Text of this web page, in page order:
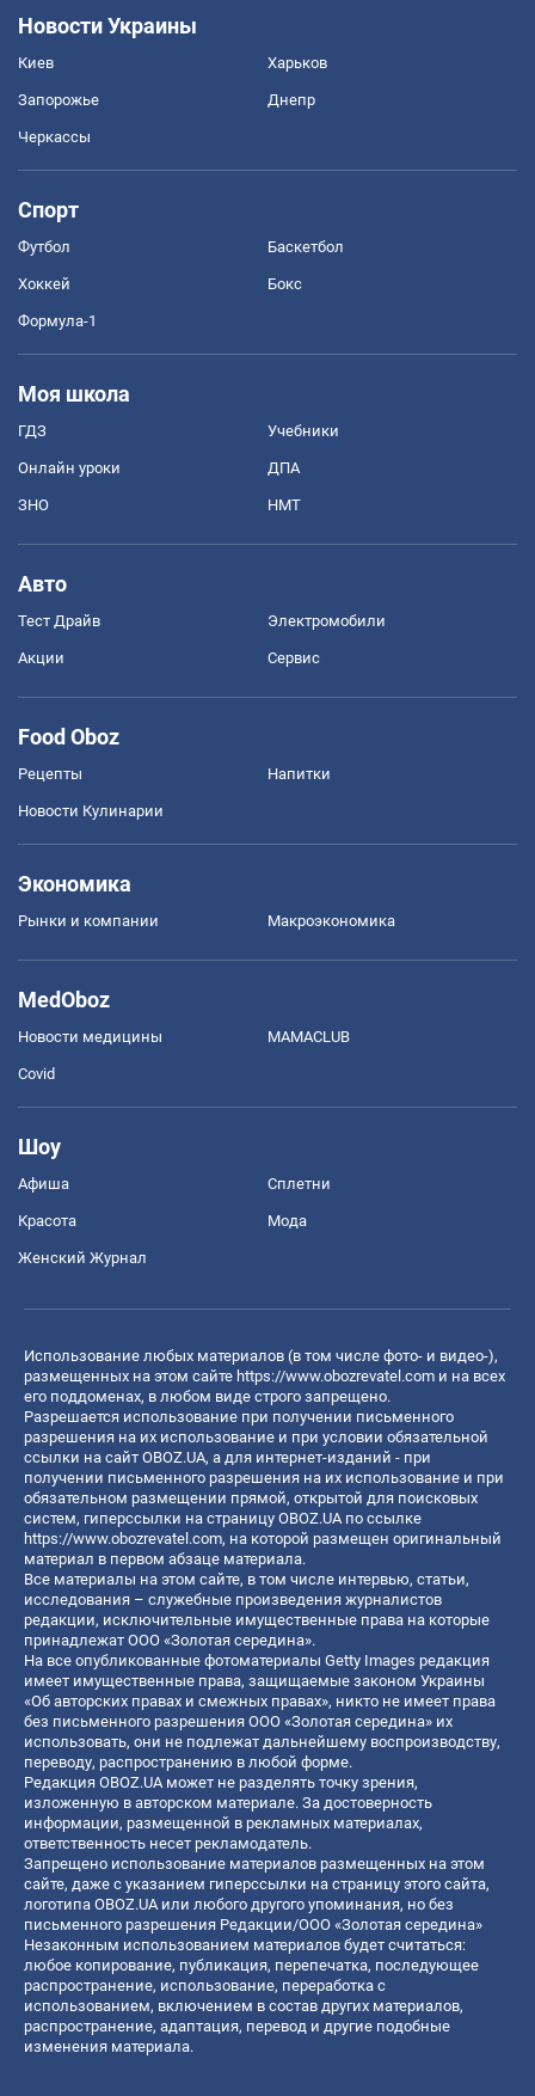
Новости Украины
Киев Харьков
Запорожье Днепр
Черкассы
Спорт
Футбол Баскетбол
Хоккей Бокс
Формула-1
Моя школа
ГДЗ Учебники
Онлайн уроки ДПА
ЗНО НМТ
Авто
Тест Драйв Электромобили
Акции Сервис
Food Oboz
Рецепты Напитки
Новости Кулинарии
Экономика
Рынки и компании Mакроэкономика
MedOboz
Новости медицины MAMACLUB
Covid
Шоу
Афиша Сплетни
Красота Мода
Женский Журнал
Использование любых материалов (в том числе фото- и видео-),
размещенных на этом сайте https://www.obozrevatel.com и на всех
его поддоменах, в любом виде строго запрещено.
Разрешается использование при получении письменного
разрешения на их использование и при условии обязательной
ссылки на сайт OBOZ.UA, а для интернет-изданий - при
получении письменного разрешения на их использование и при
обязательном размещении прямой, открытой для поисковых
систем, гиперссылки на страницу OBOZ.UA по ссылке
https://www.obozrevatel.com, на которой размещен оригинальный
материал в первом абзаце материала.
Все материалы на этом сайте, в том числе интервью, статьи,
исследования – служебные произведения журналистов
редакции, исключительные имущественные права на которые
принадлежат ООО «Золотая середина».
На все опубликованные фотоматериалы Getty Images редакция
имеет имущественные права, защищаемые законом Украины
«Об авторских правах и смежных правах», никто не имеет права
без письменного разрешения ООО «Золотая середина» их
использовать, они не подлежат дальнейшему воспроизводству,
переводу, распространению в любой форме.
Редакция OBOZ.UA может не разделять точку зрения,
изложенную в авторском материале. За достоверность
информации, размещенной в рекламных материалах,
ответственность несет рекламодатель.
Запрещено использование материалов размещенных на этом
сайте, даже с указанием гиперссылки на страницу этого сайта,
логотипа OBOZ.UA или любого другого упоминания, но без
письменного разрешения Редакции/ООО «Золотая середина»
Незаконным использованием материалов будет считаться:
любое копирование, публикация, перепечатка, последующее
распространение, использование, переработка с
использованием, включением в состав других материалов,
распространение, адаптация, перевод и другие подобные
изменения материала.